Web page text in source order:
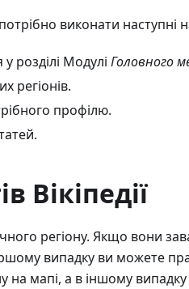
виконати наступні
у розділі Модулі Головного
регіонів.
профілю.
Вікіпедії
регіону. Якщо вони
випадку ви можете
на мапі, а в іншому